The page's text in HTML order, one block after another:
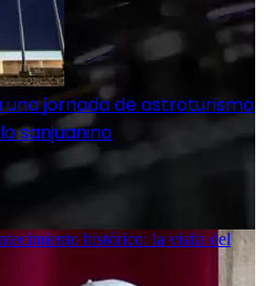
jornada de astroturismo
sanjuanino
histórico: la visita del